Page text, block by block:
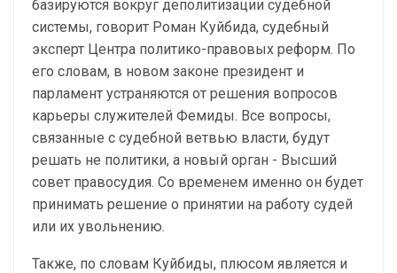
базируются вокруг деполитизации судебной
системы, говорит Роман Куйбида, судебный
эксперт Центра политико-правовых реформ. По
его словам, в новом законе президент и
парламент устраняются от решения вопросов
карьеры служителей Фемиды. Все вопросы,
связанные с судебной ветвью власти, будут
решать не политики, а новый орган - Высший
совет правосудия. Со временем именно он будет
принимать решение о принятии на работу судей
или их увольнению.
Также, по словам Куйбиды, плюсом является и